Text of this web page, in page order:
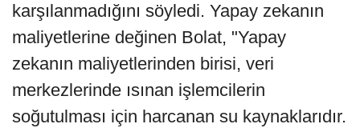
karşılanmadığını söyledi. Yapay zekanın
maliyetlerine değinen Bolat, "Yapay
zekanın maliyetlerinden birisi, veri
merkezlerinde ısınan işlemcilerin
soğutulması için harcanan su kaynaklarıdır.